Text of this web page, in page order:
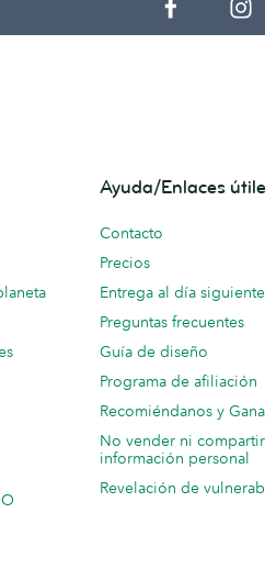
Ayuda/Enlaces
Contacto
Precios
Entrega al día siguiente
Preguntas frecuentes
Guía de diseño
Programa de afiliación
Recomiéndanos y Gana
No vender ni
información personal
Revelación de